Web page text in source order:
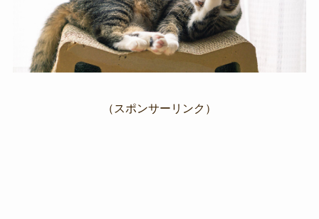
（スポンサーリンク）